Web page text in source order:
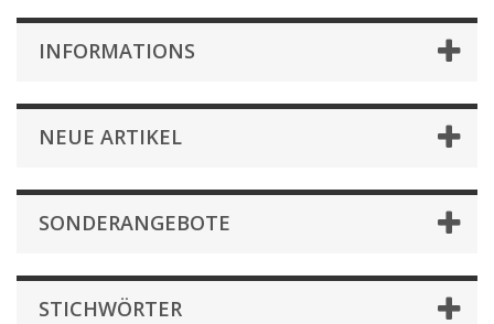
INFORMATIONS
NEUE ARTIKEL
SONDERANGEBOTE
STICHWÖRTER